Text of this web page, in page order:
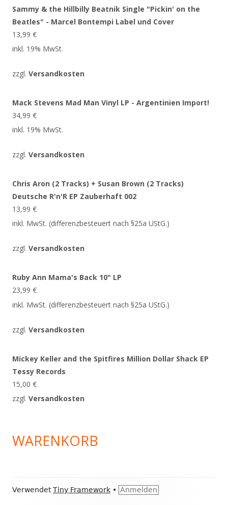
Sammy & the Hillbilly Beatnik Single "Pickin' on the
Beatles" - Marcel Bontempi Label und Cover
13,99 €
inkl. 19% MwSt.
zzgl. Versandkosten
Mack Stevens Mad Man Vinyl LP - Argentinien Import!
34,99 €
inkl. 19% MwSt.
zzgl. Versandkosten
Chris Aron (2 Tracks) + Susan Brown (2 Tracks)
Deutsche R'n'R EP Zauberhaft 002
13,99 €
inkl. MwSt. (differenzbesteuert nach §25a UStG.)
zzgl. Versandkosten
Ruby Ann Mama's Back 10" LP
23,99 €
inkl. MwSt. (differenzbesteuert nach §25a UStG.)
zzgl. Versandkosten
Mickey Keller and the Spitfires Million Dollar Shack EP
Tessy Records
15,00 €
zzgl. Versandkosten
WARENKORB
Footer
VerwendetTiny Framework • Anmelden